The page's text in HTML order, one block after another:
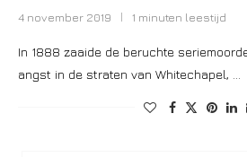
4 november 2019 1 minuten leestijd
In 1888 zaaide de beruchte
angst in de straten van Whitechapel, …